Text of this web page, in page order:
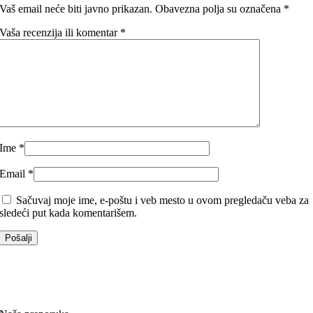
Vaš email neće biti javno prikazan. Obavezna polja su označena *
Vaša recenzija ili komentar *
Ime *
Email *
Sačuvaj moje ime, e-poštu i veb mesto u ovom pregledaču veba za
sledeći put kada komentarišem.